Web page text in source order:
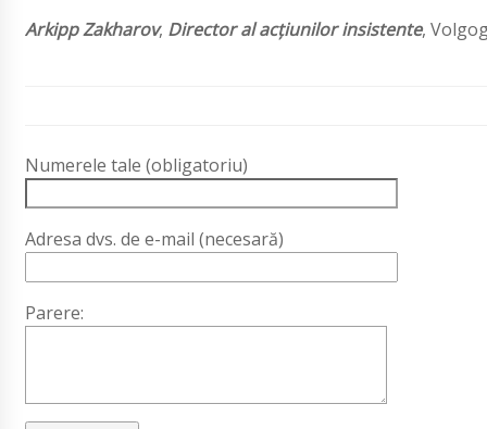
Arkipp Zakharov, Director al acţiunilor insistente,
Numerele tale (obligatoriu)
Adresa dvs. de e-mail (necesară)
Parere: